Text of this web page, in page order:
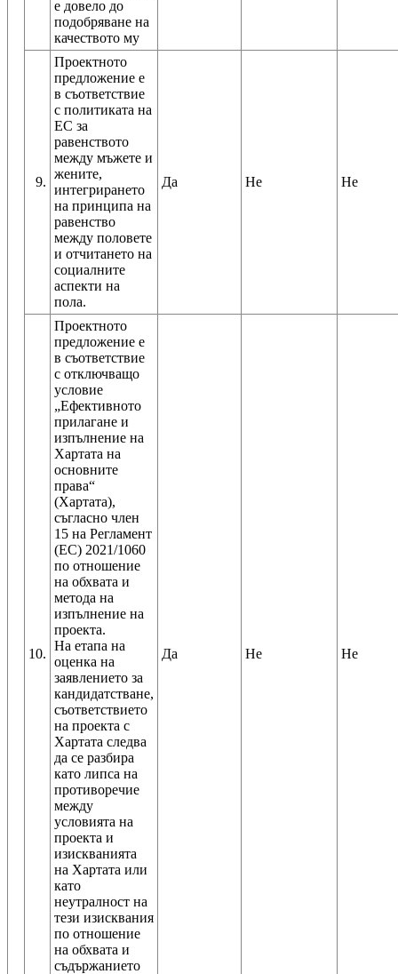
е довело до
подобряване на
9.
Проектното
предложение е
в съответствие
с политиката на
ЕС за
равенството
между мъжете и
жените,
интегрирането
на принципа на
равенство
между половете
и отчитането на
социалните
аспекти на
пола.
Да Не Не
10.
Проектното
предложение е
в съответствие
с отключващо
условие
„Ефективното
прилагане и
изпълнение на
Хартата на
основните
права“
(Хартата),
съгласно член
15 на Регламент
(ЕС) 2021/1060
по отношение
на обхвата и
метода на
изпълнение на
проекта.
На етапа на
оценка на
заявлението за
кандидатстване,
съответствието
на проекта с
Хартата следва
да се разбира
като липса на
противоречие
между
условията на
проекта и
изискванията
на Хартата или
като
неутралност на
тези изисквания
по отношение
на обхвата и
съдържанието
Да Не Не